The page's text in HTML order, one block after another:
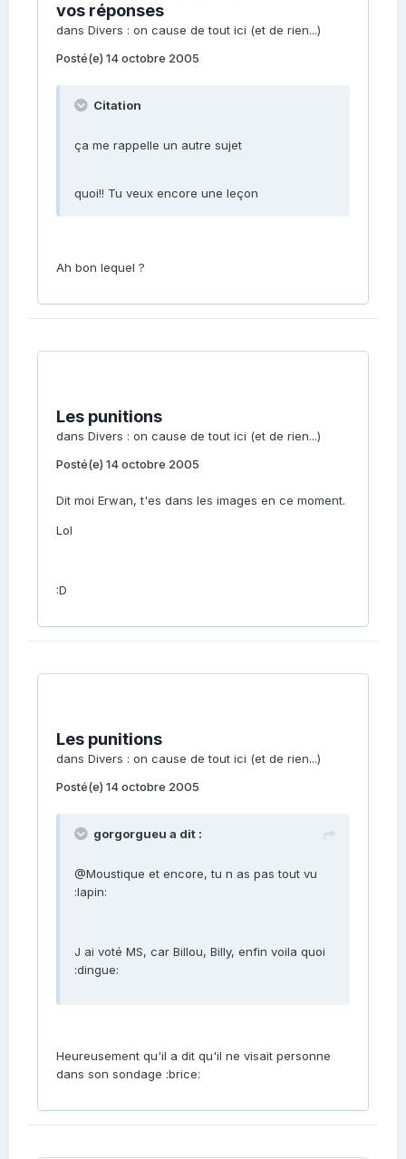
vos réponses
dans Divers : on cause de tout ici (et de rien...)
Posté(e) 14 octobre 2005
Citation
ça me rappelle un autre sujet
quoi!! Tu veux encore une leçon
Ah bon lequel ?
Les punitions
dans Divers : on cause de tout ici (et de rien...)
Posté(e) 14 octobre 2005
Dit moi Erwan, t'es dans les images en ce moment.
Lol
:D
Les punitions
dans Divers : on cause de tout ici (et de rien...)
Posté(e) 14 octobre 2005
gorgorgueu a dit :
@Moustique et encore, tu n as pas tout vu
:lapin:
J ai voté MS, car Billou, Billy, enfin voila quoi
:dingue:
Heureusement qu'il a dit qu'il ne visait personne
dans son sondage :brice: